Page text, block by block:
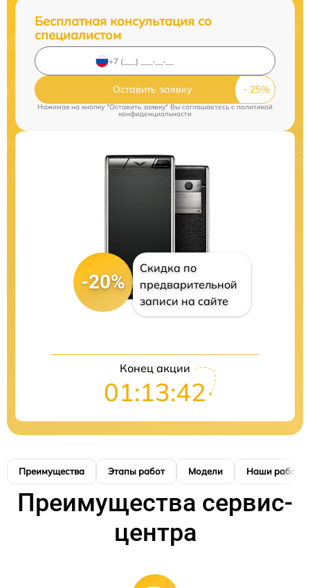
Бесплатная консультация со
специалистом
Оставить заявку
Нажимая на кнопку "Оставить заявку" Вы соглашаетесь cполитикой
конфиденциальности
-20%
Скидка по
предварительной
записи на сайте
Конец акции
01:13:41
Преимущества Этапы работ Модели Наши работы
Преимущества сервис-
центра